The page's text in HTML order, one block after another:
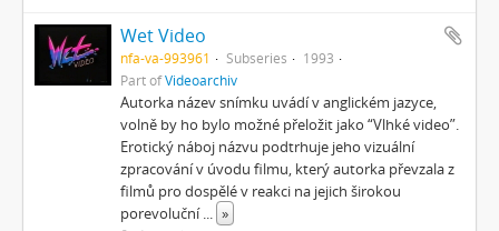
Wet Video
nfa-va-993961 Subseries
1993
Part ofVideoarchiv
Autorka název snímku uvádí v anglickém jazyce,
volně by ho bylo možné přeložit jako “Vlhké video”.
Erotický náboj názvu podtrhuje jeho vizuální
zpracování v úvodu filmu, který autorka převzala z
filmů pro dospělé v reakci na jejich širokou
porevoluční... »